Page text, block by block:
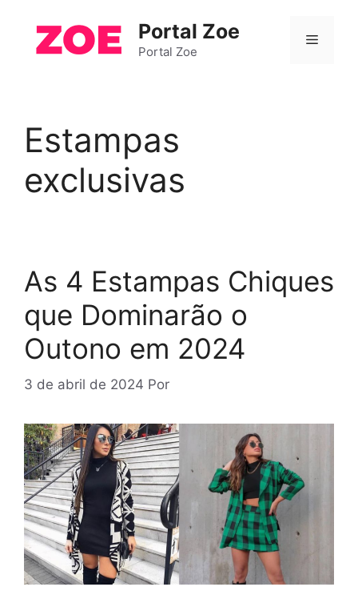
Portal Zoe
Portal Zoe
Menu
Estampas
exclusivas
As 4 Estampas Chiques
que Dominarão o
Outono em 2024
3 de abril de 2024 Por